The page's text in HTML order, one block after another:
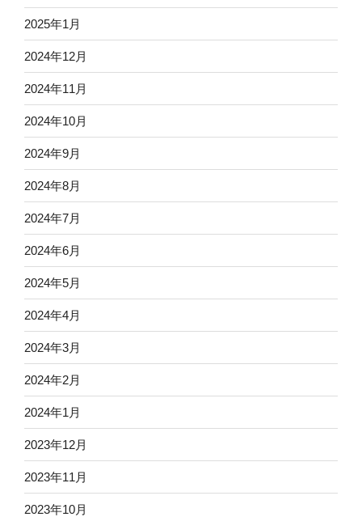
2025年1月
2024年12月
2024年11月
2024年10月
2024年9月
2024年8月
2024年7月
2024年6月
2024年5月
2024年4月
2024年3月
2024年2月
2024年1月
2023年12月
2023年11月
2023年10月